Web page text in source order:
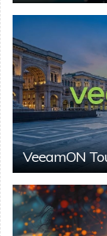
VeeamON